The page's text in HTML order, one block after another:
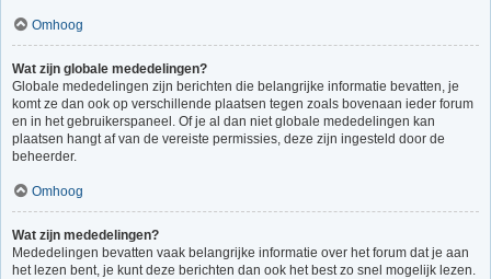
Omhoog
Wat zijn globale mededelingen?
Globale mededelingen zijn berichten die belangrijke informatie bevatten, je
komt ze dan ook op verschillende plaatsen tegen zoals bovenaan ieder forum
en in het gebruikerspaneel. Of je al dan niet globale mededelingen kan
plaatsen hangt af van de vereiste permissies, deze zijn ingesteld door de
beheerder.
Omhoog
Wat zijn mededelingen?
Mededelingen bevatten vaak belangrijke informatie over het forum dat je aan
het lezen bent, je kunt deze berichten dan ook het best zo snel mogelijk lezen.